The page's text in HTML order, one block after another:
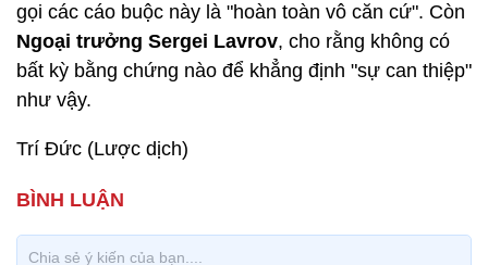
gọi các cáo buộc này là "hoàn toàn vô căn cứ". Còn
Ngoại trưởng Sergei Lavrov, cho rằng không có
bất kỳ bằng chứng nào để khẳng định "sự can thiệp"
như vậy.
Trí Đức (Lược dịch)